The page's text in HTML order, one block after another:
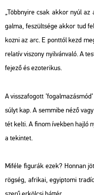
„Több­nyi­re csak akkor nyúl
gal­ma, fe­szült­sé­ge akkor tud
koz­ni az arc. E pont­tól kezd
re­la­tív vi­szony nyil­ván­va­ló. A
fe­je­ző és ezo­te­ri­kus.
A vissza­fo­gott
súlyt kap. A sem­mi­be néző
tét kelti. A finom ívek­ben hajló
a te­kin­tet.
Mi­fé­le fi­gu­rák ezek? Hon­nan
rög­ség, af­ri­kai, egyip­to­mi